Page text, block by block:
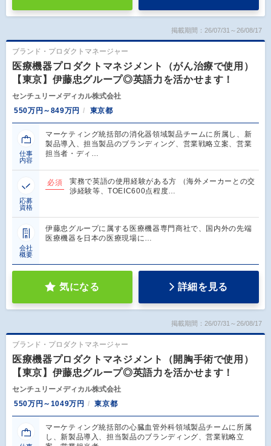
掲載期間：26/07/31～26/08/17
ブランド・プロダクトマネージャー
医療機器プロダクトマネジメント（がん治療で使用）
【東京】伊藤忠グループ◎英語力を活かせます！
センチュリーメディカル株式会社
550万円～849万円
東京都
仕事
内容
マーケティング統括部の消化器領域製品チームに所属し、新
製品導入、担当製品のブランディング、営業戦略立案、営業
担当者・ディ…
応募
資格
必須
実務で英語の使用経験がある方 （海外メーカーとの交
渉経験等、TOEIC600点程度…
会社
概要
伊藤忠グループに属する医療機器専門商社で、国内外の先端
医療機器を日本の医療現場に…
気になる 詳細を見る
掲載期間：26/07/31～26/08/17
ブランド・プロダクトマネージャー
医療機器プロダクトマネジメント（開胸手術で使用）
【東京】伊藤忠グループ◎英語力を活かせます！
センチュリーメディカル株式会社
550万円～1049万円
東京都
マーケティング統括部の心臓血管外科領域製品チームに所属
し、新製品導入、担当製品のブランディング、営業戦略立